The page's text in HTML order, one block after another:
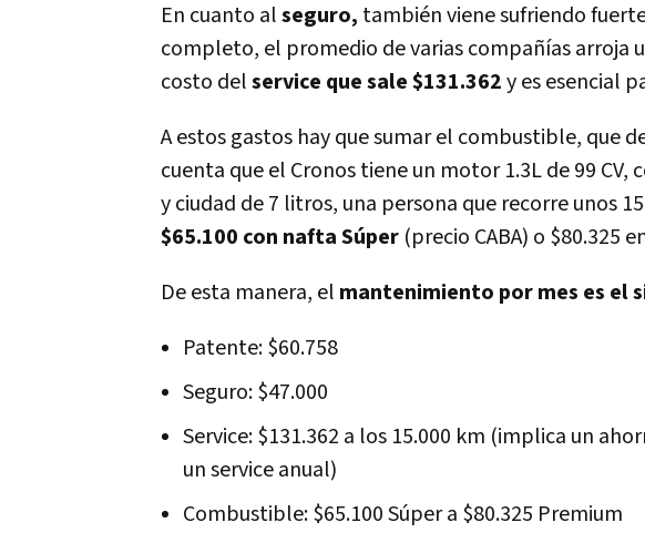
En cuanto alseguro, también viene sufriendo
completo, el promedio de varias compañías arroja
costo delservice que sale $131.362y es esencial
A estos gastos hay que sumar el combustible, que
cuenta que el Cronos tiene un motor 1.3L de 99
y ciudad de 7 litros, una persona que recorre unos
$65.100 con nafta Súper (precio CABA) o $80.325
De esta manera, el mantenimiento por mes es el
Patente: $60.758
Seguro: $47.000
Service: $131.362 a los 15.000 km (implica un
un service anual)
Combustible: $65.100 Súper a $80.325 Premium